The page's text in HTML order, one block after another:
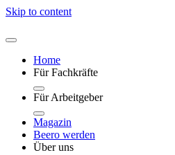
Skip to content
Home
Für Fachkräfte
Für Arbeitgeber
Magazin
Beero werden
Über uns